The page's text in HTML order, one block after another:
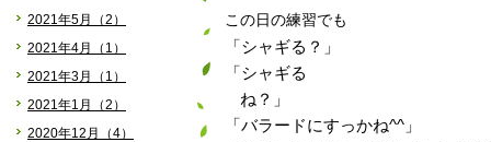
2021年5月（2）
2021年4月（1）
2021年3月（1）
2021年1月（2）
2020年12月（4）
この日の練習でも
「シャギる？」
「シャギる
ね
「バラードにすっかね^^」